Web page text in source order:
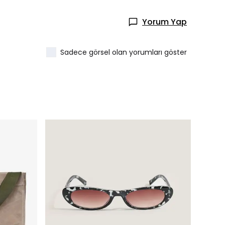
Yorum Yap
Sadece görsel olan yorumları göster